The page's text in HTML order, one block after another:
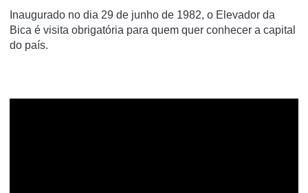
Inaugurado no dia 29 de junho de 1982, o Elevador da
Bica é visita obrigatória para quem quer conhecer a capital
do país.